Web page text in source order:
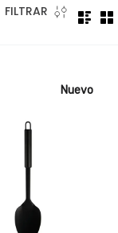
FILTRAR
Nuevo